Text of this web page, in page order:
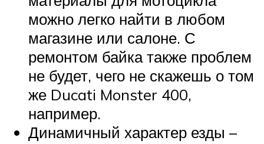
можно легко найти в любом
магазине или салоне. С
ремонтом байка также проблем
не будет, чего не скажешь о том
же Ducati Monster 400,
например.
Динамичный характер езды –